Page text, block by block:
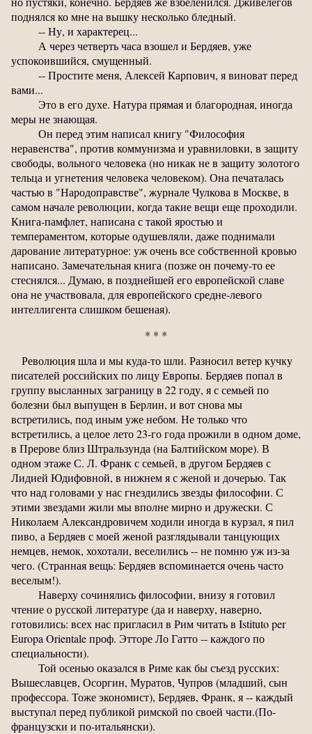
поднялся ко мне на вышку несколько бледный.
-- Ну, и характерец...
А через четверть часа взошел и Бердяев, уже
успокоившийся, смущенный.
-- Простите меня, Алексей Карпович, я виноват перед
вами...
Это в его духе. Натура прямая и благородная, иногда
меры не знающая.
Он перед этим написал книгу "Философия
неравенства", против коммунизма и уравниловки, в защиту
свободы, вольного человека (но никак не в защиту золотого
тельца и угнетения человека человеком). Она печаталась
частью в "Народоправстве", журнале Чулкова в Москве, в
самом начале революции, когда такие вещи еще проходили.
Книга-памфлет, написана с такой яростью и
темпераментом, которые одушевляли, даже поднимали
дарование литературное: уж очень все собственной кровью
написано. Замечательная книга (позже он почему-то ее
стеснялся... Думаю, в позднейшей его европейской славе
она не участвовала, для европейского средне-левого
интеллигента слишком бешеная).
* * *
Революция шла и мы куда-то шли. Разносил ветер кучку
писателей российских по лицу Европы. Бердяев попал в
группу высланных заграницу в 22 году, я с семьей по
болезни был выпущен в Берлин, и вот снова мы
встретились, под иным уже небом. Не только что
встретились, а целое лето 23-го года прожили в одном доме,
в Прерове близ Штральзунда (на Балтийском море). В
одном этаже С. Л. Франк с семьей, в другом Бердяев с
Лидией Юдифовной, в нижнем я с женой и дочерью. Так
что над головами у нас гнездились звезды философии. С
этими звездами жили мы вполне мирно и дружески. С
Николаем Александровичем ходили иногда в курзал, я пил
пиво, а Бердяев с моей женой разглядывали танцующих
немцев, немок, хохотали, веселились -- не помню уж из-за
чего. (Странная вещь: Бердяев вспоминается очень часто
веселым!).
Наверху сочинялись философии, внизу я готовил
чтение о русской литературе (да и наверху, наверно,
готовились: всех нас пригласил в Рим читать в Istituto per
Europa Orientale проф. Этторе Ло Гатто -- каждого по
специальности).
Той осенью оказался в Риме как бы съезд русских:
Вышеславцев, Осоргин, Муратов, Чупров (младший, сын
профессора. Тоже экономист), Бердяев, Франк, я -- каждый
выступал перед публикой римской по своей части.(По-
французски и по-итальянски).